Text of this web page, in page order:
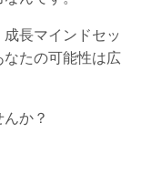
長マインドセッ
なたの可能性は広
か？